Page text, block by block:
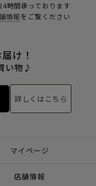
時間承っております
情報をご覧ください
け！
い物♪
詳しくはこちら
マイページ
店舗情報